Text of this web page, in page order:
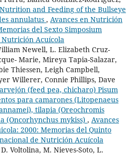
and Feeding of the Bullseye
annulatus , Avances en Nutrición
del Sexto Simposium
Acuícola
Newell, L. Elizabeth Cruz-
Marie, Mireya Tapia-Salazar,
Thiessen, Leigh Campbell,
Willerer, Connie Phillips, Dave
(feed pea, chicharo) Pisum
para camarones (Litopenaeus
tilapia (Oreochromis
(Oncorhynchus mykiss) , Avances
2000: Memorias del Quinto
de Nutrición Acuícola
Voltolina, M. Nieves-Soto, L.